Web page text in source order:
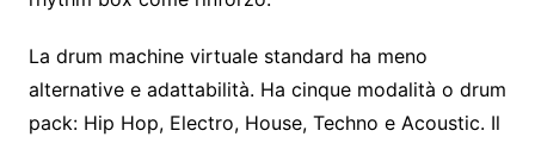
La drum machine virtuale standard ha meno
alternative e adattabilità. Ha cinque modalità o drum
pack: Hip Hop, Electro, House, Techno e Acoustic. Il